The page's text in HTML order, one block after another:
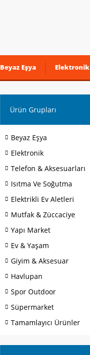
Beyaz Eşya Elektronik
Ürün Grupları
Beyaz Eşya
Elektronik
Telefon & Aksesuarları
Isıtma Ve Soğutma
Elektrikli Ev Aletleri
Mutfak & Züccaciye
Yapı Market
Ev & Yaşam
Giyim & Aksesuar
Havlupan
Spor Outdoor
Süpermarket
Tamamlayıcı Ürünler